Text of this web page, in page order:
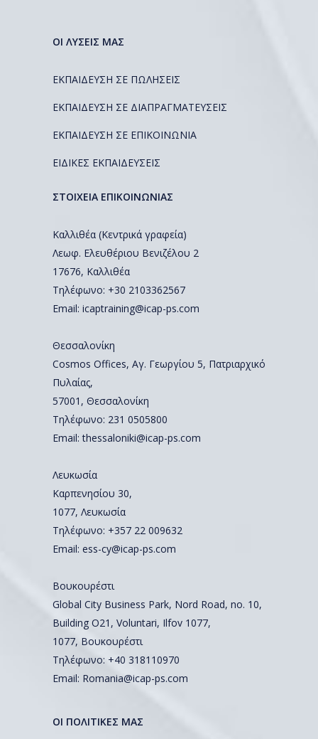
ΟΙ ΛΥΣΕΙΣ ΜΑΣ
ΕΚΠΑΙΔΕΥΣΗ ΣΕ ΠΩΛΗΣΕΙΣ
ΕΚΠΑΙΔΕΥΣΗ ΣΕ ΔΙΑΠΡΑΓΜΑΤΕΥΣΕΙΣ
ΕΚΠΑΙΔΕΥΣΗ ΣΕ ΕΠΙΚΟΙΝΩΝΙΑ
ΕΙΔΙΚΕΣ ΕΚΠΑΙΔΕΥΣΕΙΣ
ΣΤΟΙΧΕΙΑ ΕΠΙΚΟΙΝΩΝΙΑΣ
Καλλιθέα (Κεντρικά γραφεία)
Λεωφ. Ελευθέριου Βενιζέλου 2
17676, Καλλιθέα
Τηλέφωνο: +30 2103362567
Email: icaptraining@icap-ps.com
Θεσσαλονίκη
Cosmos Offices, Αγ. Γεωργίου 5, Πατριαρχικό
Πυλαίας,
57001, Θεσσαλονίκη
Τηλέφωνο: 231 0505800
Email:thessaloniki@icap-ps.com
Λευκωσία
Καρπενησίου 30,
1077, Λευκωσία
Τηλέφωνο: +357 22 009632
Email: ess-cy@icap-ps.com
Βουκουρέστι
Global City Business Park, Nord Road, no. 10,
Building O21, Voluntari, Ilfov 1077,
1077, Βουκουρέστι
Τηλέφωνο: +40 318110970
Email: Romania@icap-ps.com
ΟΙ ΠΟΛΙΤΙΚΕΣ ΜΑΣ